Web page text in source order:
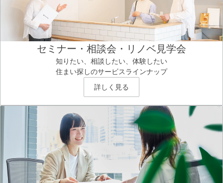
セミナー・相談会・リノベ見学会
知りたい、相談したい、体験したい
住まい探しのサービスラインナップ
詳しく見る